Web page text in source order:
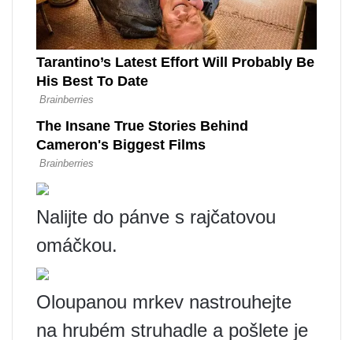
Nalijte do pánve s rajčatovou
omáčkou.
Oloupanou mrkev nastrouhejte
na hrubém struhadle a pošlete je